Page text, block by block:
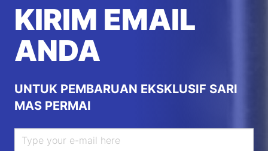
KIRIM EMAIL
ANDA
UNTUK PEMBARUAN EKSKLUSIF SARI
MAS PERMAI